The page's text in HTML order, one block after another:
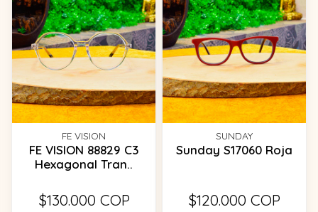
FE VISION
FE VISION 88829 C3
Hexagonal Tran..
$130.000 COP
SUNDAY
Sunday S17060 Roja
$120.000 COP